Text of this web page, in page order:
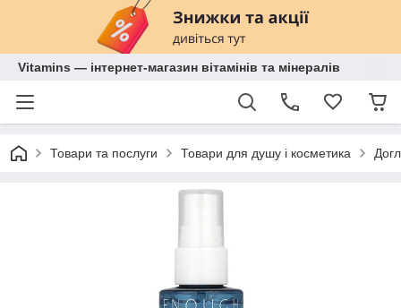
Vitamins — інтернет-магазин вітамінів та мінералів
Товари та послуги Товари для душу і косметика